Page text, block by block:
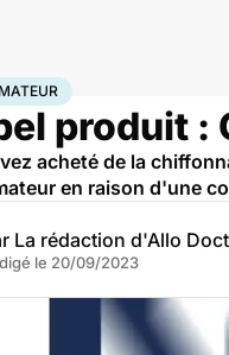
Consommateur
produit :
acheté de la
en raison d'une
La rédaction d'Allo
le 20/09/2023